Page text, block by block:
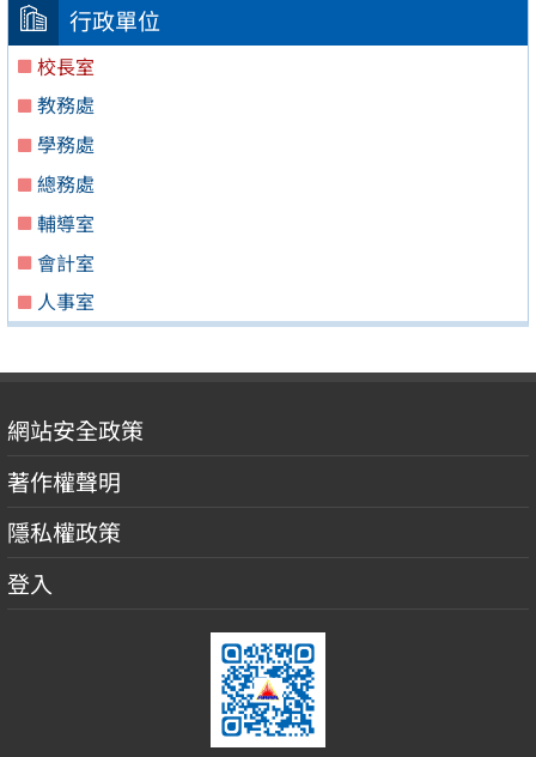
行政單位
校長室
教務處
學務處
總務處
輔導室
會計室
人事室
網站安全政策
著作權聲明
隱私權政策
登入